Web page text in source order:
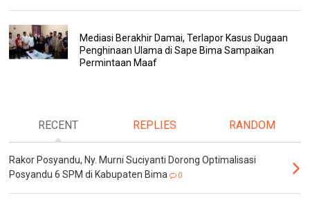
Mediasi Berakhir Damai, Terlapor Kasus Dugaan
Penghinaan Ulama di Sape Bima Sampaikan
Permintaan Maaf
RECENT REPLIES RANDOM
Rakor Posyandu, Ny. Murni Suciyanti Dorong Optimalisasi
Posyandu 6 SPM di Kabupaten Bima
0